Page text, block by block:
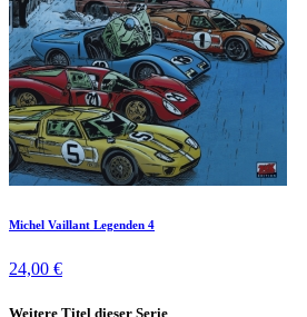
Michel Vaillant Legenden 4
24,00 €
Weitere Titel dieser Serie